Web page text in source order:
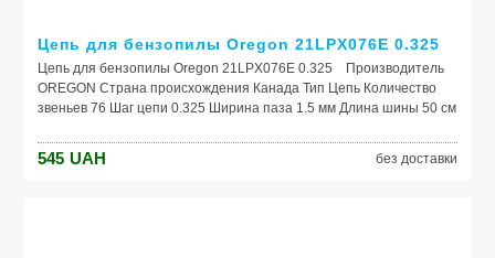
Цепь для бензопилы Oregon 21LPX076E 0.325
Цепь для бензопилы Oregon 21LPX076E 0.325 Производитель
OREGON Страна происхождения Канада Тип Цепь Количество
звеньев 76 Шаг цепи 0.325 Ширина паза 1.5 мм Длина шины 50 см
(0.58") Подходит для Бензопил FORTE, WERK, КЕНТАВР, VITALS,
GREEN GARDEN, ДНИПРО-М, БРИГАДИР, FORESTA, УРАЛ,
545 UAH без доставки